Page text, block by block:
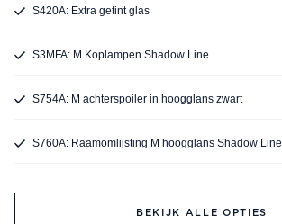
S420A: Extra getint glas
S3MFA: M Koplampen Shadow Line
S754A: M achterspoiler in hoogglans zwart
S760A: Raamomlijsting M hoogglans Shadow Line
BEKIJK ALLE OPTIES